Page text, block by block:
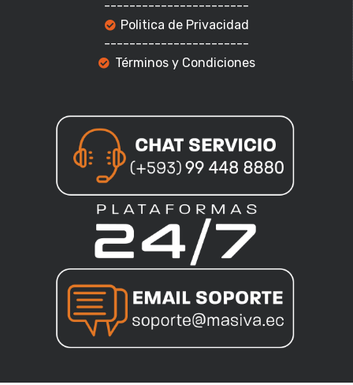
-----------------------
Politica de Privacidad
-----------------------
Términos y Condiciones